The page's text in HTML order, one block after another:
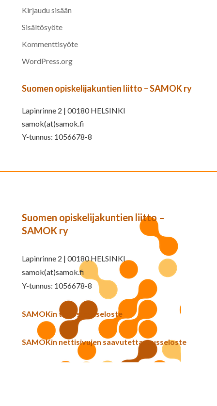
Kirjaudu sisään
Sisältösyöte
Kommenttisyöte
WordPress.org
Suomen opiskelijakuntien liitto – SAMOK ry
Lapinrinne 2 | 00180 HELSINKI
samok(at)samok.fi
Y-tunnus: 1056678-8
Suomen opiskelijakuntien liitto –
SAMOK ry
Lapinrinne 2 | 00180 HELSINKI
samok(at)samok.fi
Y-tunnus: 1056678-8
SAMOKin tietosuojaseloste
SAMOKin nettisivujen saavutettavuusseloste